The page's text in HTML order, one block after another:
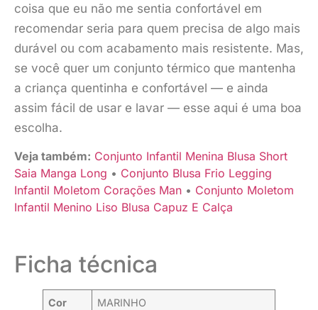
coisa que eu não me sentia confortável em
recomendar seria para quem precisa de algo mais
durável ou com acabamento mais resistente. Mas,
se você quer um conjunto térmico que mantenha
a criança quentinha e confortável — e ainda
assim fácil de usar e lavar — esse aqui é uma boa
escolha.
Veja também: Conjunto Infantil Menina Blusa Short
Saia Manga Long • Conjunto Blusa Frio Legging
Infantil Moletom Corações Man • Conjunto Moletom
Infantil Menino Liso Blusa Capuz E Calça
Ficha técnica
Cor MARINHO